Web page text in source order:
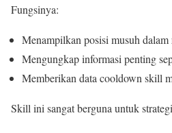
Fungsinya:
Menampilkan posisi musuh dalam
Mengungkap informasi penting
Memberikan data cooldown skill
Skill ini sangat berguna untuk